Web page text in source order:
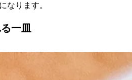
なります。
一皿